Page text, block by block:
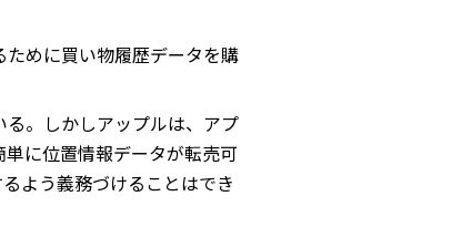
めに買い物履歴データを購
。しかしアップルは、アプ
に位置情報データが転売可
よう義務づけることはでき